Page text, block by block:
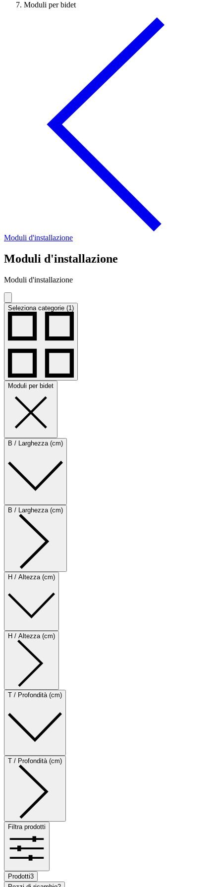
Moduli per bidet
Moduli d'installazione
Moduli d'installazione
Moduli d'installazione
Seleziona categorie (1)
Moduli per bidet
B / Larghezza (cm)
B / Larghezza (cm)
H / Altezza (cm)
H / Altezza (cm)
T / Profondità (cm)
T / Profondità (cm)
Filtra prodotti
Prodotti3